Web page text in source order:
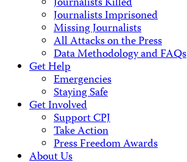
Journalists Imprisoned
Missing Journalists
All Attacks on the Press
Data Methodology and FAQs
Get Help
Emergencies
Staying Safe
Get Involved
Support CPJ
Take Action
Press Freedom Awards
About Us